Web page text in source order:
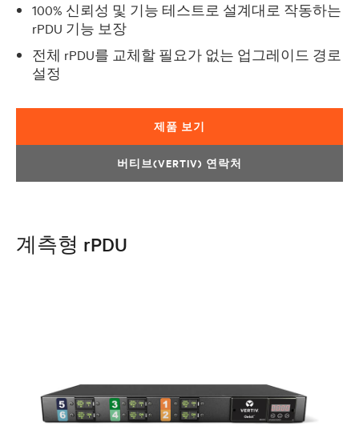
100% 신뢰성 및 기능 테스트로 설계대로 작동하는
rPDU 기능 보장
전체 rPDU를 교체할 필요가 없는 업그레이드 경로
설정
제품 보기
버티브(VERTIV) 연락처
계측형 rPDU